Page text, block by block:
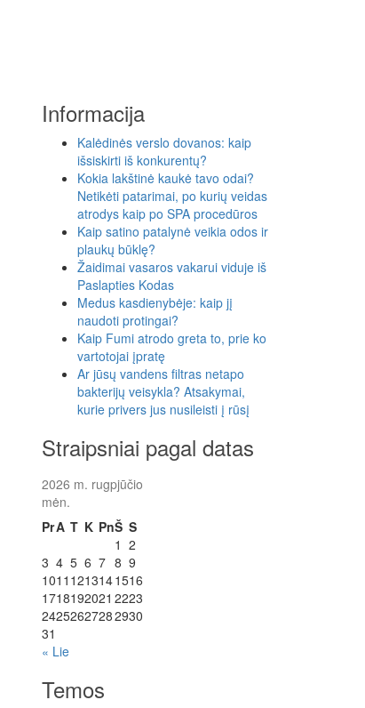
Informacija
Kalėdinės verslo dovanos: kaip
išsiskirti iš konkurentų?
Kokia lakštinė kaukė tavo odai?
Netikėti patarimai, po kurių veidas
atrodys kaip po SPA procedūros
Kaip satino patalynė veikia odos ir
plaukų būklę?
Žaidimai vasaros vakarui viduje iš
Paslapties Kodas
Medus kasdienybėje: kaip jį
naudoti protingai?
Kaip Fumi atrodo greta to, prie ko
vartotojai įpratę
Ar jūsų vandens filtras netapo
bakterijų veisykla? Atsakymai,
kurie privers jus nusileisti į rūsį
Straipsniai pagal datas
2026 m. rugpjūčio
mėn.
PrA T K PnŠ S
1 2
3 4 5 6 7 8 9
1011 1213141516
1718192021 2223
24252627282930
31
« Lie
Temos